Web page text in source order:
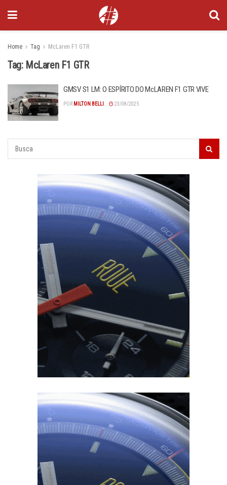
Home Tag McLaren F1 GTR
Tag: McLaren F1 GTR
GMSV S1 LM: O ESPÍRITO DO McLAREN F1 GTR VIVE
POR MILTON BELLI 23/08/2025